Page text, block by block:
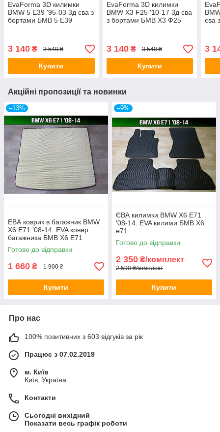
EvaForma 3D килимки
BMW 5 E39 '95-03 3д єва з
бортами БМВ 5 Е39
3 140 ₴ 3 540 ₴
Купити
EvaForma 3D килимки
BMW X3 F25 '10-17 3д єва
з бортами БМВ Х3 Ф25
3 140₴ 3 540 ₴
Купити
єва
3
Акційні пропозиції та новинки
–13%
ЕВА коврик в багажник BMW
X6 E71 '08-14. EVA ковер
багажника БМВ Х6 Е71
Готово до відправки
1 660 ₴ 1 900 ₴
Купити
–9%
ЄВА килимки BMW X6 E71
'08-14. EVA килими БМВ Х6
е71
Готово до відправки
2 350 ₴/комплект
2 590 ₴/комплект
Купити
Про нас
100% позитивних з 603 відгуків за рік
Працює з 07.02.2019
м. Київ
Київ, Україна
Контакти
Сьогодні вихідний
Показати весь графік роботи